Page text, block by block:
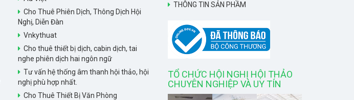
Cho Thuê Phiên Dịch, Thông Dịch Hội
Nghị, Diễn Đàn
Vnkythuat
Cho thuê thiết bị dịch, cabin dịch, tai
nghe phiên dịch hai ngôn ngữ
Tư vấn hệ thống âm thanh hội thảo, hội
nghị phù hợp nhất.
Cho Thuê Thiết Bị Văn Phòng
THÔNG TIN SẢN PHẦM
TỔ CHỨC HỘI NGHỊ HỘI THẢO
CHUYÊN NGHIỆP VÀ UY TÍN